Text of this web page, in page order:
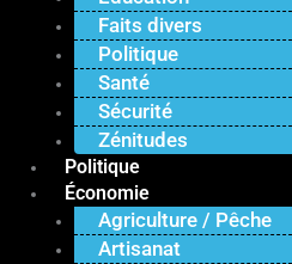
Faits divers
Politique
Santé
Sécurité
Zénitudes
Politique
Économie
Agriculture / Pêche
Artisanat